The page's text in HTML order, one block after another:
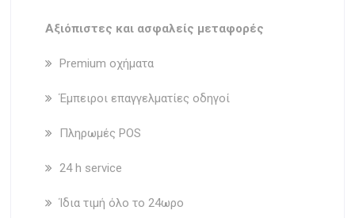
Aξιόπιστες και ασφαλείς μεταφορές
Premium οχήματα
Έμπειροι επαγγελματίες οδηγοί
Πληρωμές POS
24 h service
Ίδια τιμή όλο το 24ωρο